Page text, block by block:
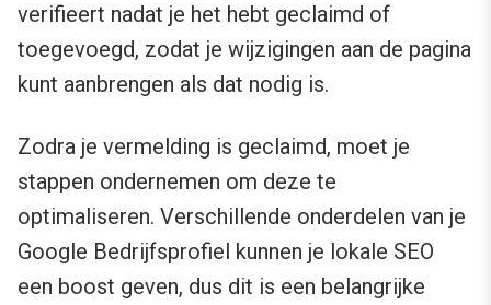
verifieert nadat je het hebt geclaimd of
toegevoegd, zodat je wijzigingen aan de pagina
kunt aanbrengen als dat nodig is.
Zodra je vermelding is geclaimd, moet je
stappen ondernemen om deze te
optimaliseren. Verschillende onderdelen van je
Google Bedrijfsprofiel kunnen je lokale SEO
een boost geven, dus dit is een belangrijke